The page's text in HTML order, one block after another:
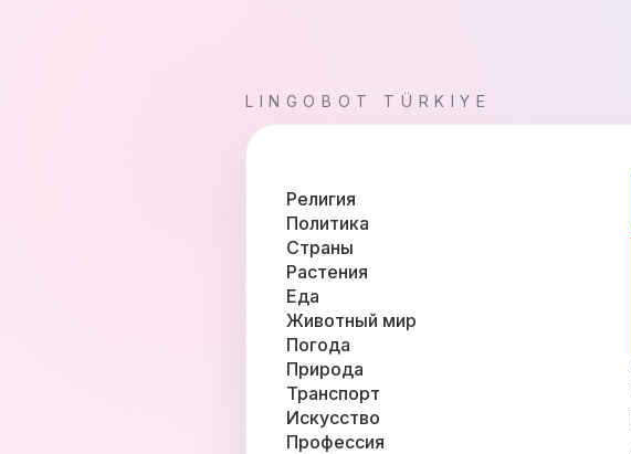
LINGOBOT TÜRKIYE
Религия
Политика
Страны
Растения
Еда
Животный мир
Погода
Природа
Транспорт
Искусство
Профессия